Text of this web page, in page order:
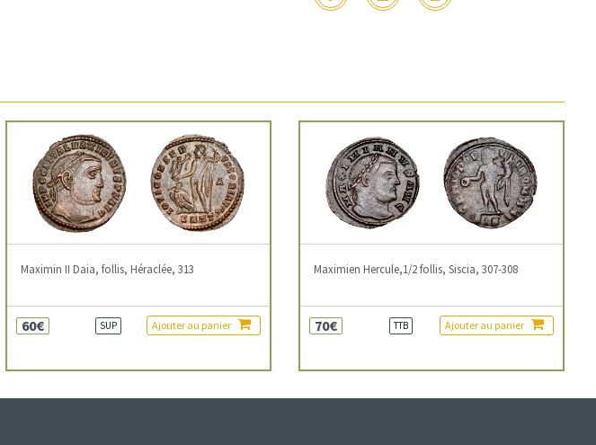
Maximin II Daia, follis, Héraclée, 313
60€ SUP Ajouter au panier
Maximien Hercule,1/2 follis, Siscia, 307-308
70€ TTB Ajouter au panier